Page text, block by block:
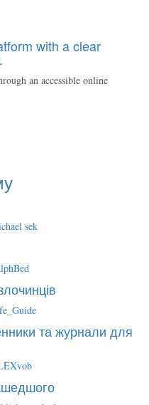
with a clear
an accessible online
sek
та журнали для